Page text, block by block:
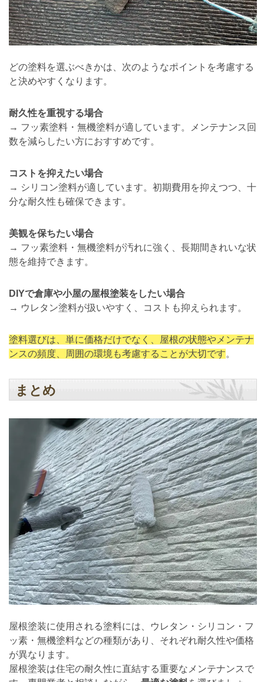
どの塗料を選ぶべきかは、次のようなポイントを考慮する
と決めやすくなります。
耐久性を重視する場合
→ フッ素塗料・無機塗料が適しています。メンテナンス回
数を減らしたい方におすすめです。
コストを抑えたい場合
→ シリコン塗料が適しています。初期費用を抑えつつ、十
分な耐久性も確保できます。
美観を保ちたい場合
→ フッ素塗料・無機塗料が汚れに強く、長期間きれいな状
態を維持できます。
DIYで倉庫や小屋の屋根塗装をしたい場合
→ ウレタン塗料が扱いやすく、コストも抑えられます。
塗料選びは、単に価格だけでなく、屋根の状態やメンテナ
ンスの頻度、周囲の環境も考慮することが大切です。
まとめ
屋根塗装に使用される塗料には、ウレタン・シリコン・フ
ッ素・無機塗料などの種類があり、それぞれ耐久性や価格
が異なります。
屋根塗装は住宅の耐久性に直結する重要なメンテナンスで